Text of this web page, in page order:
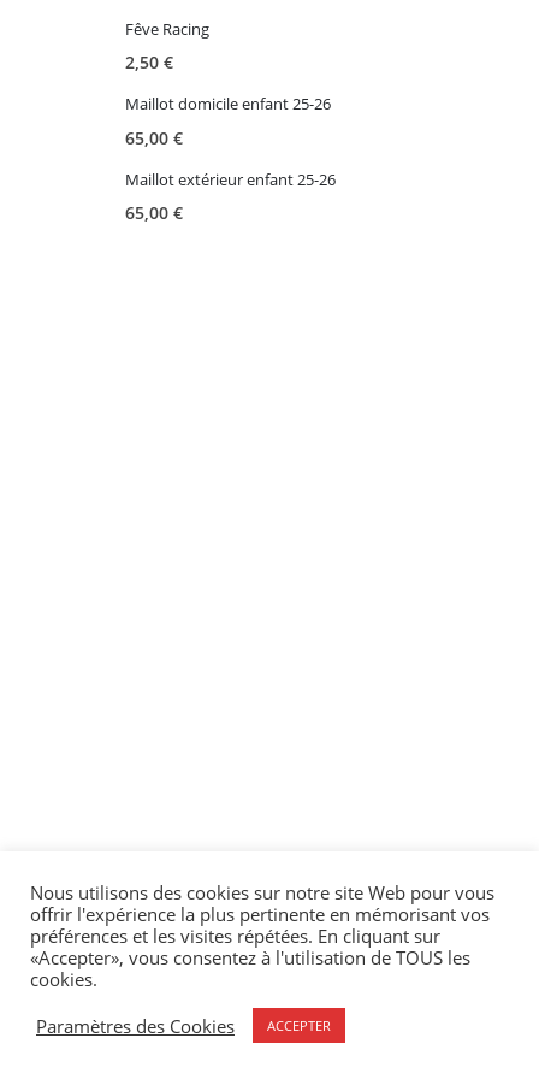
Fêve Racing
2,50 €
Maillot domicile enfant 25-26
65,00 €
Maillot extérieur enfant 25-26
65,00 €
Nous utilisons des cookies sur notre site Web pour vous
offrir l'expérience la plus pertinente en mémorisant vos
préférences et les visites répétées. En cliquant sur
«Accepter», vous consentez à l'utilisation de TOUS les
cookies.
Paramètres des Cookies
ACCEPTER